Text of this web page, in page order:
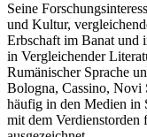
Seine
und Kultur,
Erbschaft im Banat und
in Vergleichender
Rumänischer Sprache
Bologna, Cassino, Novi
häufig in den Medien in
mit dem